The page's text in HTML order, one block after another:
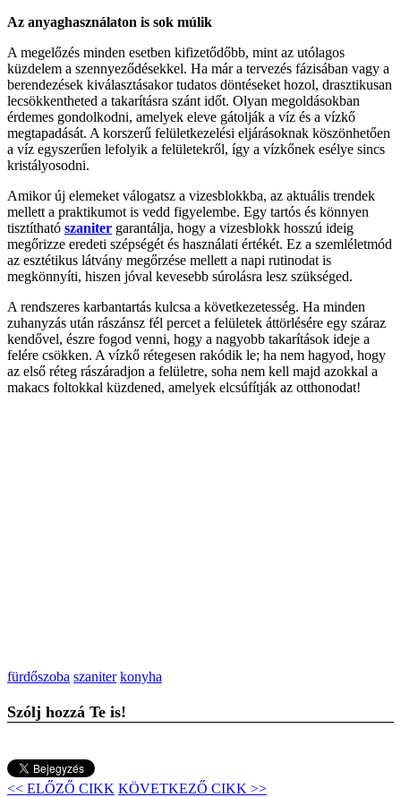
Az anyaghasználaton is sok múlik
A megelőzés minden esetben kifizetődőbb, mint az utólagos
küzdelem a szennyeződésekkel. Ha már a tervezés fázisában vagy a
berendezések kiválasztásakor tudatos döntéseket hozol, drasztikusan
lecsökkentheted a takarításra szánt időt. Olyan megoldásokban
érdemes gondolkodni, amelyek eleve gátolják a víz és a vízkő
megtapadását. A korszerű felületkezelési eljárásoknak köszönhetően
a víz egyszerűen lefolyik a felületekről, így a vízkőnek esélye sincs
kristályosodni.
Amikor új elemeket válogatsz a vizesblokkba, az aktuális trendek
mellett a praktikumot is vedd figyelembe. Egy tartós és könnyen
tisztítható szaniter garantálja, hogy a vizesblokk hosszú ideig
megőrizze eredeti szépségét és használati értékét. Ez a szemléletmód
az esztétikus látvány megőrzése mellett a napi rutinodat is
megkönnyíti, hiszen jóval kevesebb súrolásra lesz szükséged.
A rendszeres karbantartás kulcsa a következetesség. Ha minden
zuhanyzás után rászánsz fél percet a felületek áttörlésére egy száraz
kendővel, észre fogod venni, hogy a nagyobb takarítások ideje a
felére csökken. A vízkő rétegesen rakódik le; ha nem hagyod, hogy
az első réteg rászáradjon a felületre, soha nem kell majd azokkal a
makacs foltokkal küzdened, amelyek elcsúfítják az otthonodat!
fürdőszoba szaniter konyha
Szólj hozzá Te is!
<< ELŐZŐ CIKK KÖVETKEZŐ CIKK >>